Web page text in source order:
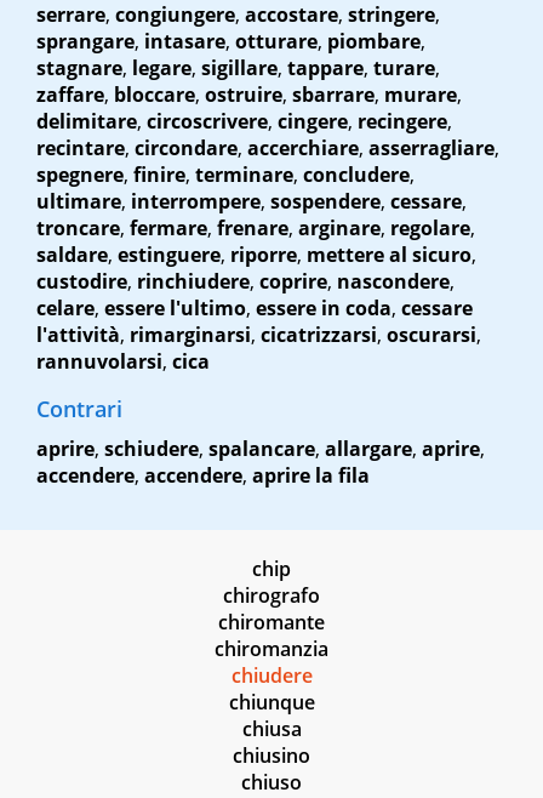
serrare, congiungere, accostare, stringere,
sprangare, intasare, otturare, piombare,
stagnare, legare, sigillare, tappare, turare,
zaffare, bloccare, ostruire, sbarrare, murare,
delimitare, circoscrivere, cingere, recingere,
recintare, circondare, accerchiare, asserragliare,
spegnere, finire, terminare, concludere,
ultimare, interrompere, sospendere, cessare,
troncare, fermare, frenare, arginare, regolare,
saldare, estinguere, riporre, mettere al sicuro,
custodire, rinchiudere, coprire, nascondere,
celare, essere l'ultimo, essere in coda, cessare
l'attività, rimarginarsi, cicatrizzarsi, oscurarsi,
rannuvolarsi, cica
Contrari
aprire, schiudere, spalancare, allargare, aprire,
accendere, accendere, aprire la fila
chip
chirografo
chiromante
chiromanzia
chiudere
chiunque
chiusa
chiusino
chiuso